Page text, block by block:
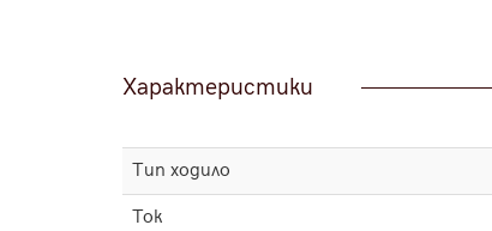
Характеристики
Тип ходило
Ток